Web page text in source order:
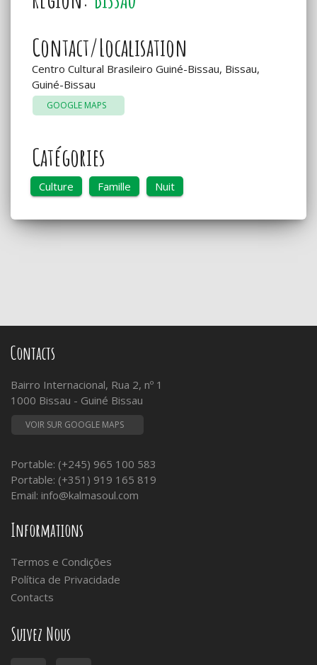
Contact/Localisation
Centro Cultural Brasileiro Guiné-Bissau, Bissau,
Guiné-Bissau
GOOGLE MAPS
Catégories
Culture Famille Nuit
Contacts
Bairro Internacional, Rua 2, nº 1
1000 Bissau - Guiné Bissau
VOIR SUR GOOGLE MAPS
Portable: (+245) 965 100 583
Portable: (+351) 919 165 819
Email: info@kalmasoul.com
Informations
Termos e Condições
Política de Privacidade
Contacts
Suivez Nous